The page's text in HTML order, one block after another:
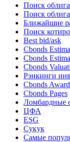
Поиск
Поиск
Ближайшие
Поиск
Best bid/ask
Cbonds
Cbonds
Cbonds
Рэнкинги
Cbonds
Cbonds Pages
Ломбардные
ЦФА
ESG
Сукук
Самые